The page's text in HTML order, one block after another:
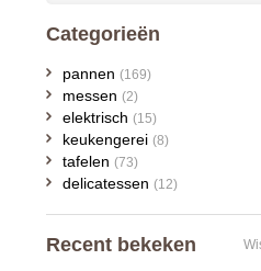
Categorieën
pannen (169)
messen (2)
elektrisch (15)
keukengerei (8)
tafelen (73)
delicatessen (12)
Recent bekeken